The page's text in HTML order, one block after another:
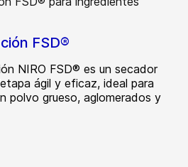
FSD®
NIRO FSD® es un secador
ágil y eficaz, ideal para
polvo grueso, aglomerados y